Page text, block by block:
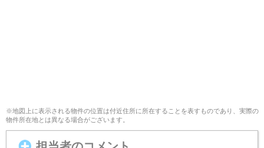
※地図上に表示される物件の位置は付近住所に所在することを表すものであり、実際の
物件所在地とは異なる場合がございます。